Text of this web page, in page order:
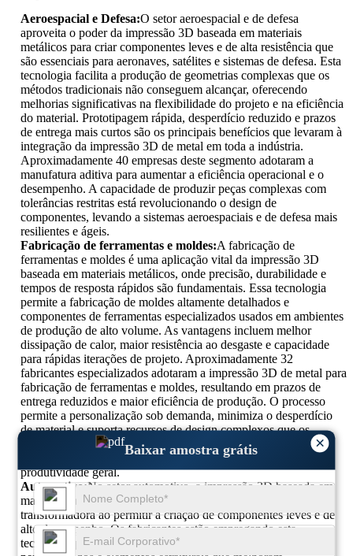
×
Baixar amostra grátis
Aeroespacial e Defesa:O setor aeroespacial e de defesa
aproveita o poder da impressão 3D baseada em materiais
metálicos para criar componentes leves e de alta resistência que
são essenciais para aeronaves, satélites e sistemas de defesa. Esta
tecnologia facilita a produção de geometrias complexas que os
métodos tradicionais não conseguem alcançar, oferecendo
melhorias significativas na flexibilidade do projeto e na eficiência
do material. Prototipagem rápida, desperdício reduzido e prazos
de entrega mais curtos são os principais benefícios que levaram à
integração da impressão 3D de metal em toda a indústria.
Aproximadamente 40 empresas deste segmento adotaram a
manufatura aditiva para aumentar a eficiência operacional e o
desempenho. A capacidade de produzir peças complexas com
tolerâncias restritas está revolucionando o design de
componentes, levando a sistemas aeroespaciais e de defesa mais
resilientes e ágeis.
Fabricação de ferramentas e moldes:A fabricação de
ferramentas e moldes é uma aplicação vital da impressão 3D
baseada em materiais metálicos, onde precisão, durabilidade e
tempos de resposta rápidos são fundamentais. Essa tecnologia
permite a fabricação de moldes altamente detalhados e
componentes de ferramentas especializados usados ​​em ambientes
de produção de alto volume. As vantagens incluem melhor
dissipação de calor, maior resistência ao desgaste e capacidade
para rápidas iterações de projeto. Aproximadamente 32
fabricantes especializados adotaram a impressão 3D de metal para
fabricação de ferramentas e moldes, resultando em prazos de
entrega reduzidos e maior eficiência de produção. O processo
permite a personalização sob demanda, minimiza o desperdício
de material e suporta recursos de design complexos que os
métodos tradicionais de fabricação não conseguem replicar
facilmente, simplificando assim as operações e aumentando a
produtividade geral.
Automotivo:No setor automotivo, a impressão 3D baseada em
materiais metálicos está impulsionando a inovação
transformadora ao permitir a criação de componentes leves e de
alto desempenho. Os fabricantes estão empregando esta
tecnologia para produzir peças de motor complexas, suportes